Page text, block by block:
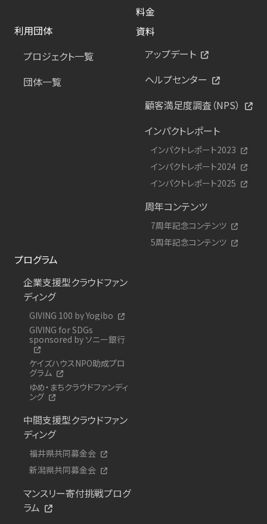
料金
利用団体
プロジェクト一覧
団体一覧
資料
アップデート
ヘルプセンター
顧客満足度調査（NPS）
インパクトレポート
インパクトレポート2023
インパクトレポート2024
インパクトレポート2025
周年コンテンツ
7周年記念コンテンツ
5周年記念コンテンツ
プログラム
企業支援型クラウドファン
ディング
GIVING 100 by Yogibo
GIVING for SDGs
sponsored by ソニー銀行
ケイズハウスNPO助成プロ
グラム
ゆめ・まちクラウドファンディ
ング
中間支援型クラウドファン
ディング
福井県共同募金会
新潟県共同募金会
マンスリー寄付挑戦プログ
ラム